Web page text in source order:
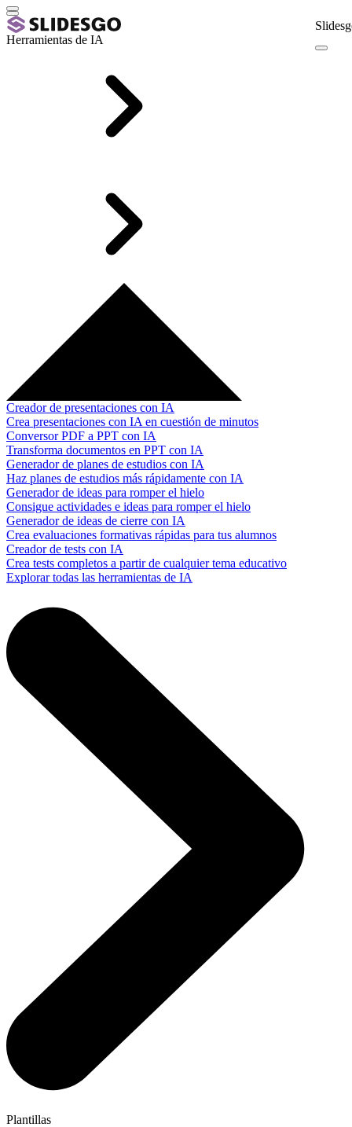
Herramientas de IA
Creador de presentaciones con IA
Crea presentaciones con IA en cuestión de minutos
Conversor PDF a PPT con IA
Transforma documentos en PPT con IA
Generador de planes de estudios con IA
Haz planes de estudios más rápidamente con IA
Generador de ideas para romper el hielo
Consigue actividades e ideas para romper el hielo
Generador de ideas de cierre con IA
Crea evaluaciones formativas rápidas para tus alumnos
Creador de tests con IA
Crea tests completos a partir de cualquier tema educativo
Explorar todas las herramientas de IA
Plantillas